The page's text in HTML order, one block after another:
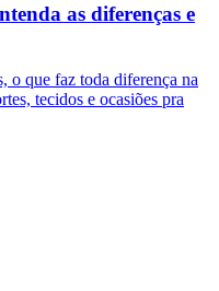
as diferenças e
o que faz toda diferença na
tecidos e ocasiões pra